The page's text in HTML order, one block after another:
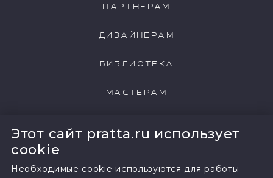
Этот сайт pratta.ru использует
cookie
Необходимые cookie используются для работы
ПАРТНЕРАМ
ДИЗАЙНЕРАМ
БИБЛИОТЕКА
МАСТЕРАМ